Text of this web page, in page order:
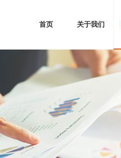
首页 关于我们